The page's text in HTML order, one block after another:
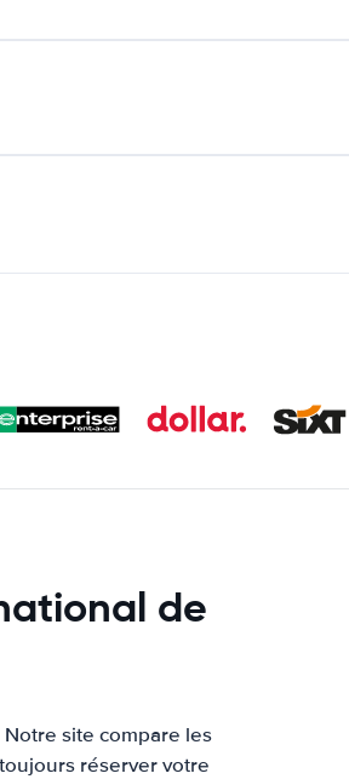
de
site compare les
réserver votre